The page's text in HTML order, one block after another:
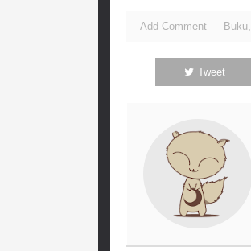
Add Comment Buku,
Tweet